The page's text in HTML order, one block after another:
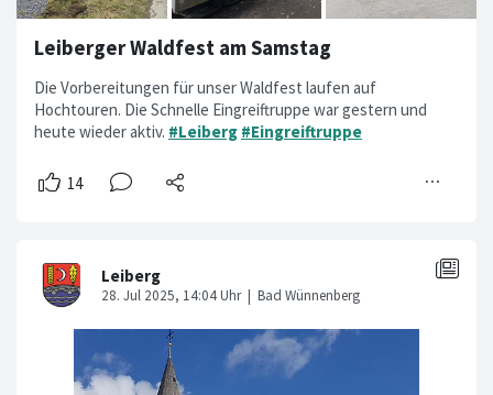
Leiberger Waldfest am Samstag
Die Vorbereitungen für unser Waldfest laufen auf
Hochtouren. Die Schnelle Eingreiftruppe war gestern und
heute wieder aktiv. #Leiberg #Eingreiftruppe